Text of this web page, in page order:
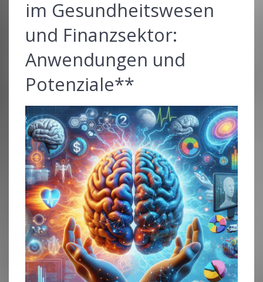
im Gesundheitswesen
und Finanzsektor:
Anwendungen und
Potenziale**